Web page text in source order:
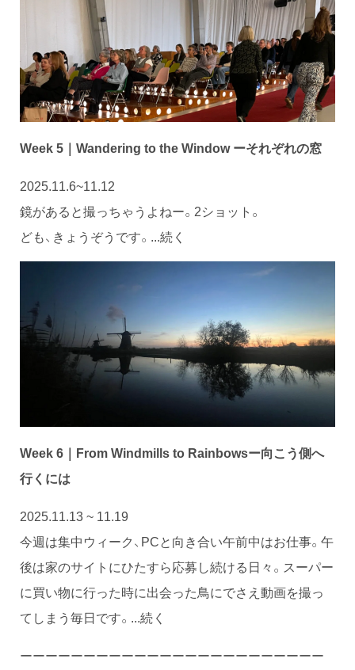
Week 5｜Wandering to the Window ーそれぞれの窓
2025.11.6~11.12
鏡があると撮っちゃうよねー。2ショット。
ども、きょうぞうです。...続く
Week 6｜From Windmills to Rainbowsー向こう側へ
行くには
2025.11.13 ~ 11.19
今週は集中ウィーク、PCと向き合い午前中はお仕事。午
後は家のサイトにひたすら応募し続ける日々。スーパー
に買い物に行った時に出会った鳥にでさえ動画を撮っ
てしまう毎日です。...続く
ーーーーーーーーーーーーーーーーーーーーーーーー